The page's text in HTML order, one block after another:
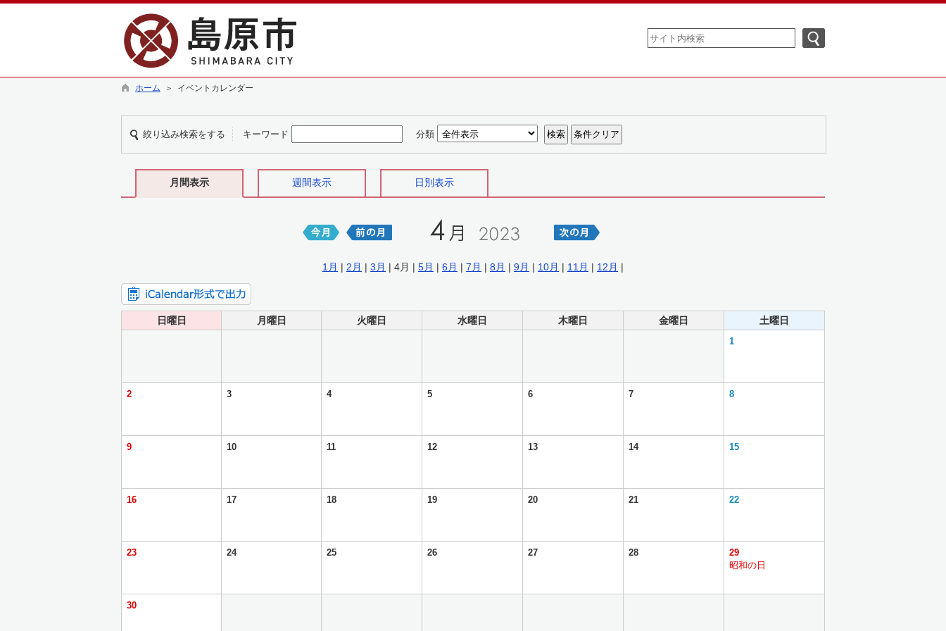
ホーム ＞ イベントカレンダー
絞り込み検索をする キーワード 分類
月間表示 週間表示 日別表示
1月 | 2月 | 3月 | 4月 | 5月 | 6月 | 7月 | 8月 | 9月 | 10月 | 11月 | 12月 |
日曜日 月曜日 火曜日 水曜日 木曜日 金曜日 土曜日
1
2 3 4 5 6 7 8
9 10 11 12 13 14 15
16 17 18 19 20 21 22
23 24 25 26 27 28
29
昭和の日
30